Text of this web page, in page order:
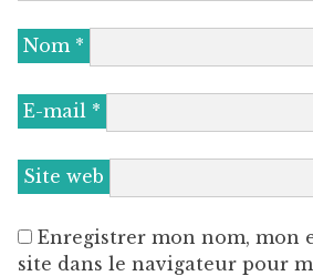
Nom *
E-mail *
Site web
Enregistrer mon nom, mon
site dans le navigateur pour